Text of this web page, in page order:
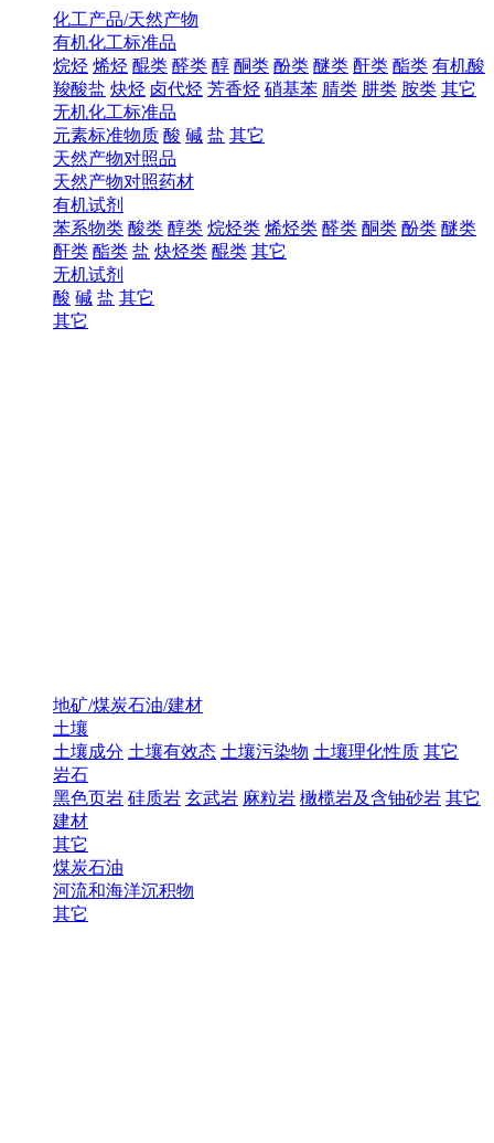
化工产品/天然产物
有机化工标准品
烷烃 烯烃 醌类 醛类 醇 酮类 酚类 醚类 酐类 酯类 有机酸
羧酸盐 炔烃 卤代烃 芳香烃 硝基苯 腈类 肼类 胺类 其它
无机化工标准品
元素标准物质 酸 碱 盐 其它
天然产物对照品
天然产物对照药材
有机试剂
苯系物类 酸类 醇类 烷烃类 烯烃类 醛类 酮类 酚类 醚类
酐类 酯类 盐 炔烃类 醌类 其它
无机试剂
酸 碱 盐 其它
其它
地矿/煤炭石油/建材
土壤
土壤成分 土壤有效态 土壤污染物 土壤理化性质 其它
岩石
黑色页岩 硅质岩 玄武岩 麻粒岩 橄榄岩及含铀砂岩 其它
建材
其它
煤炭石油
河流和海洋沉积物
其它